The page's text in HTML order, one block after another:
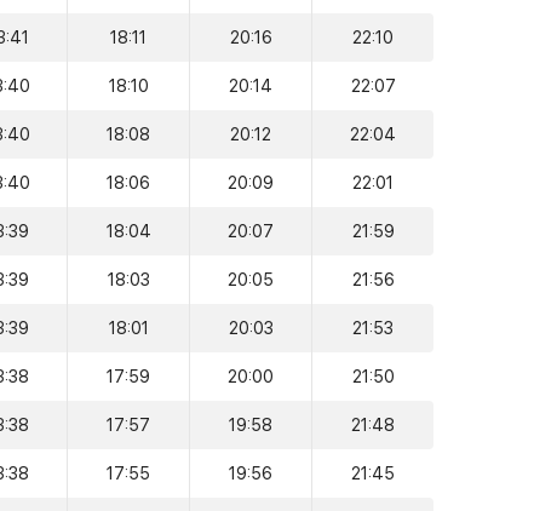
18:11 20:16 22:10
18:10 20:14 22:07
18:08 20:12 22:04
18:06 20:09 22:01
18:04 20:07 21:59
18:03 20:05 21:56
18:01 20:03 21:53
17:59 20:00 21:50
17:57 19:58 21:48
17:55 19:56 21:45